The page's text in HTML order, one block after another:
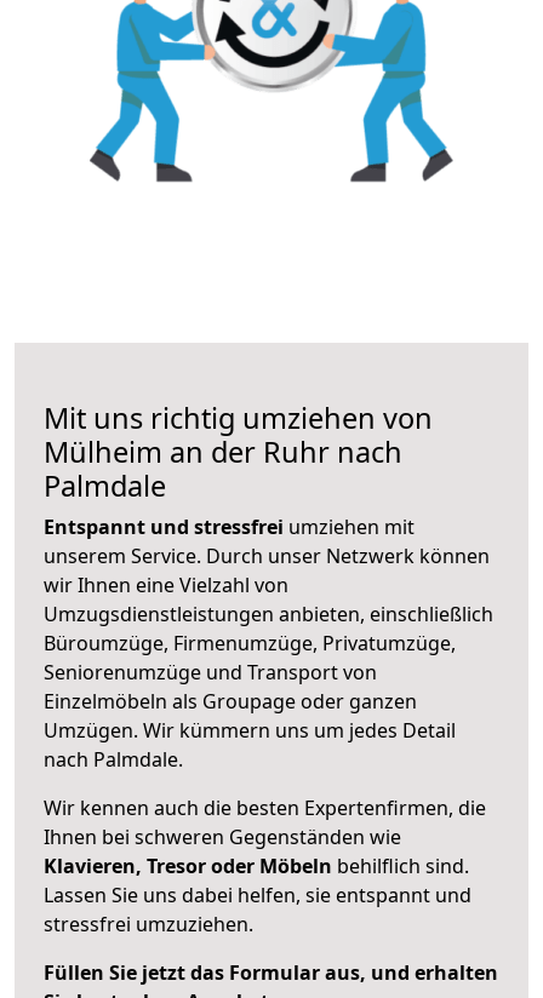
Mit uns richtig umziehen von
Mülheim an der Ruhr nach
Palmdale
Entspannt und stressfrei umziehen mit
unserem Service. Durch unser Netzwerk können
wir Ihnen eine Vielzahl von
Umzugsdienstleistungen anbieten, einschließlich
Büroumzüge, Firmenumzüge, Privatumzüge,
Seniorenumzüge und Transport von
Einzelmöbeln als Groupage oder ganzen
Umzügen. Wir kümmern uns um jedes Detail
nach Palmdale.
Wir kennen auch die besten Expertenfirmen, die
Ihnen bei schweren Gegenständen wie
Klavieren, Tresor oder Möbeln behilflich sind.
Lassen Sie uns dabei helfen, sie entspannt und
stressfrei umzuziehen.
Füllen Sie jetzt das Formular aus, und erhalten